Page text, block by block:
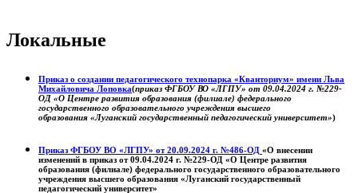
Локальные
Приказ о создании педагогического технопарка «Кванториум» имени Льва
Михайловича Лоповка(приказ ФГБОУ ВО «ЛГПУ» от 09.04.2024 г. №229-
ОД «О Центре развития образования (филиале) федерального
государственного образовательного учреждения высшего
образования «Луганский государственный педагогический университет»)
Приказ ФГБОУ ВО «ЛГПУ» от 20.09.2024 г. №486-ОД «О внесении
изменений в приказ от 09.04.2024 г. №229-ОД «О Центре развития
образования (филиале) федерального государственного образовательного
учреждения высшего образования «Луганский государственный
педагогический университет»